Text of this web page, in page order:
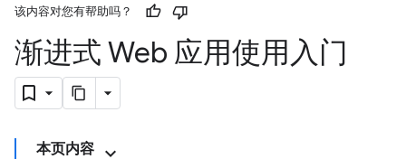
该内容对您有帮助吗？
渐进式 Web 应用使用入门
本页内容